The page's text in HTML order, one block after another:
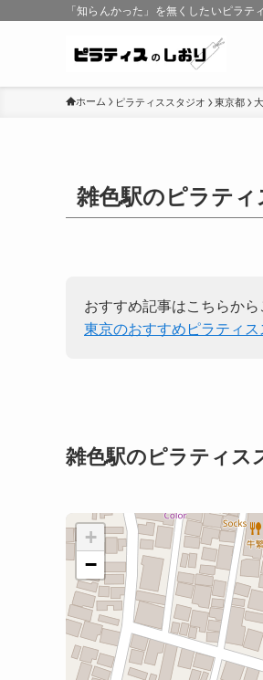
「知らんかった」を無くしたいピラテ
ホーム ピラティススタジオ 東京都
雑色駅のピラテ
おすすめ記事はこちらか
東京のおすすめピラティ
雑色駅のピラティス
+
−